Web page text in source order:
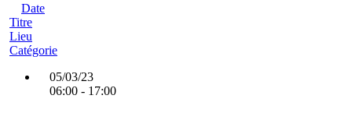
Date
Titre
Lieu
Catégorie
05/03/23
06:00 - 17:00